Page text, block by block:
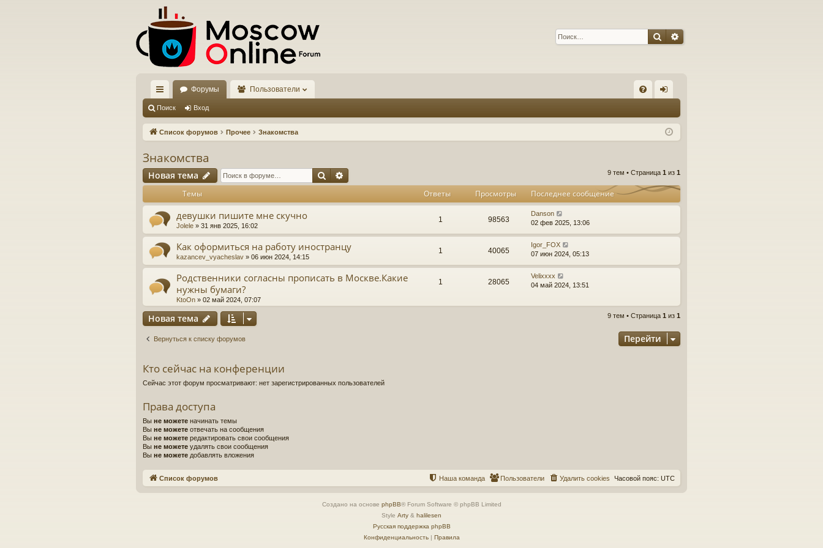
ПоискРасширенный поиск
с
ы
и
Форумы Пользователи
Q д
Поиск Вход
Список форумов Прочее Знакомства
Знакомства
Новая тема Поиск 9 тем • Страница 1 из 1
Темы Ответы Просмотры Последнее сообщение
девушки пишите мне скучно
Jolele » 31 янв 2025, 16:02
1 98563
Danson
02 фев 2025, 13:06
Как оформиться на работу иностранцу
kazancev_vyacheslav » 06 июн 2024, 14:15
1 40065
Igor_FOX
07 июн 2024, 05:13
Родственники согласны прописать в Москве.Какие
нужны бумаги?
KtoOn » 02 май 2024, 07:07
1 28065
Velixxxx
04 май 2024, 13:51
Новая тема 9 тем • Страница 1 из 1
Вернуться к списку форумов Перейти
Кто сейчас на конференции
Сейчас этот форум просматривают: нет зарегистрированных пользователей
Права доступа
Вы не можете начинать темы
Вы не можете отвечать на сообщения
Вы не можете редактировать свои сообщения
Вы не можете удалять свои сообщения
Вы не можете добавлять вложения
Список форумов Часовой пояс: UTC
Удалить cookies
Пользователи
Наша команда
Создано на основе phpBB® Forum Software © phpBB Limited
Style Arty & halilesen
Русская поддержка phpBB
Конфиденциальность| Правила